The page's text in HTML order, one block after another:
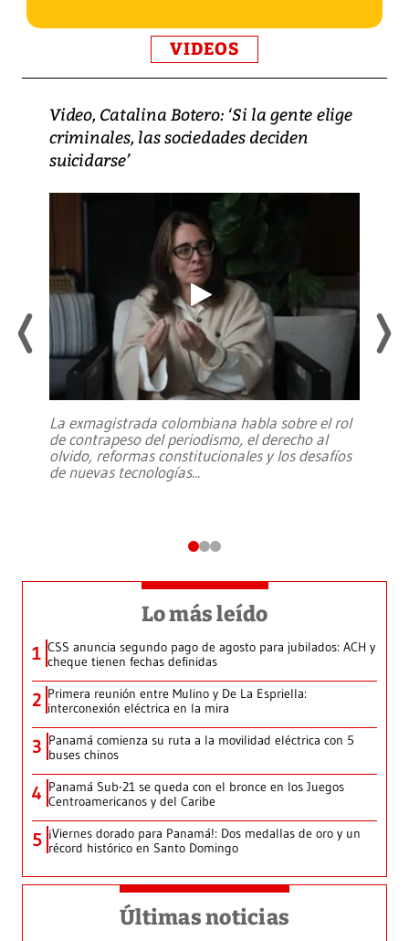
VIDEOS
Video, Catalina Botero: ‘Si la gente elige
criminales, las sociedades deciden
suicidarse’
La exmagistrada colombiana habla sobre el rol
de contrapeso del periodismo, el derecho al
olvido, reformas constitucionales y los desafíos
de nuevas tecnologías...
Lo más leído
1 CSS anuncia segundo pago de agosto para jubilados: ACH y
cheque tienen fechas definidas
2 Primera reunión entre Mulino y De La Espriella:
interconexión eléctrica en la mira
3 Panamá comienza su ruta a la movilidad eléctrica con 5
buses chinos
4 Panamá Sub-21 se queda con el bronce en los Juegos
Centroamericanos y del Caribe
5 ¡Viernes dorado para Panamá!: Dos medallas de oro y un
récord histórico en Santo Domingo
Últimas noticias